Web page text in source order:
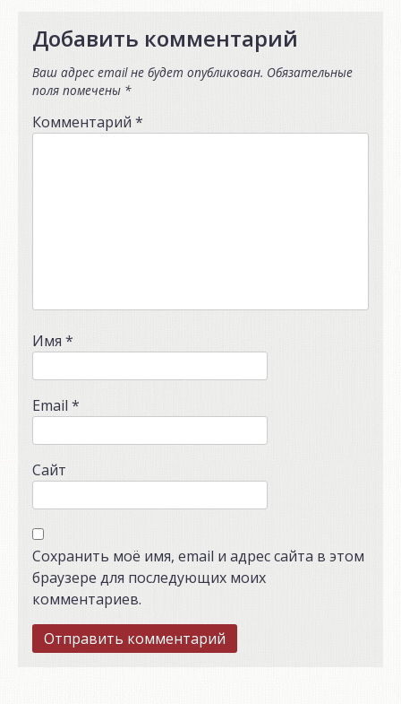
Добавить комментарий
Ваш адрес email не будет опубликован. Обязательные
поля помечены *
Комментарий *
Имя *
Email *
Сайт
Сохранить моё имя, email и адрес сайта в этом
браузере для последующих моих
комментариев.